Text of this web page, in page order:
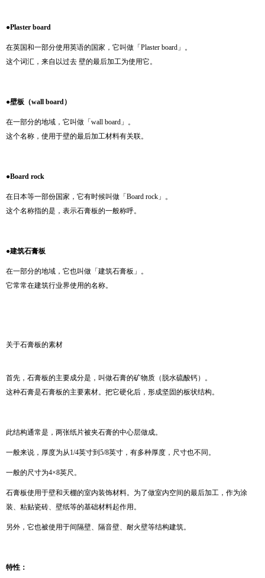
●Plaster board
在英国和一部分使用英语的国家，它叫做「Plaster board」。
这个词汇，来自以过去 壁的最后加工为使用它。
●壁板（wall board）
在一部分的地域，它叫做「wall board」。
这个名称，使用于壁的最后加工材料有关联。
●Board rock
在日本等一部份国家，它有时候叫做「Board rock」。
这个名称指的是，表示石膏板的一般称呼。
●建筑石膏板
在一部分的地域，它也叫做「建筑石膏板」。
它常常在建筑行业界使用的名称。
关于石膏板的素材
首先，石膏板的主要成分是，叫做石膏的矿物质（脱水硫酸钙）。
这种石膏是石膏板的主要素材。把它硬化后，形成坚固的板状结构。
此结构通常是，两张纸片被夹石膏的中心层做成。
一般来说，厚度为从1/4英寸到5/8英寸，有多种厚度，尺寸也不同。
一般的尺寸为4×8英尺。
石膏板使用于壁和天棚的室内装饰材料。为了做室内空间的最后加工，作为涂
装、粘贴瓷砖、壁纸等的基础材料起作用。
另外，它也被使用于间隔壁、隔音壁、耐火壁等结构建筑。
特性 ：